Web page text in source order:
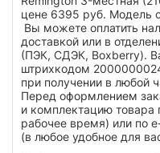
цене 6395 руб. Модель
Вы можете оплатить
доставкой или в
(ПЭК, СДЭК, Boxberry).
штрихкодом
при получении в любой
Перед оформлением
и комплектацию товара
рабочее время) или по
(в любое удобное для